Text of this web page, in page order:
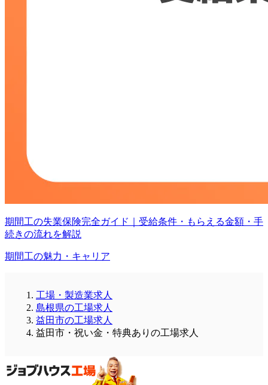
期間工の失業保険完全ガイド｜受給条件・もらえる金額・手
続きの流れを解説
期間工の魅力・キャリア
工場・製造業求人
島根県の工場求人
益田市の工場求人
益田市・祝い金・特典ありの工場求人